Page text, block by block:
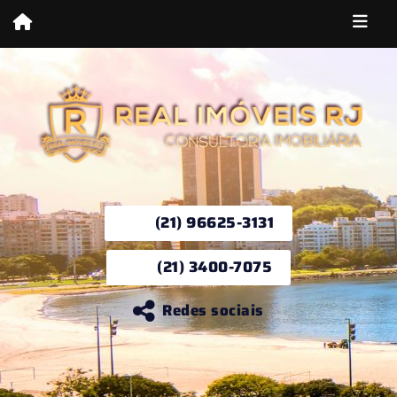
(21) 96625-3131
(21) 3400-7075
Redes sociais